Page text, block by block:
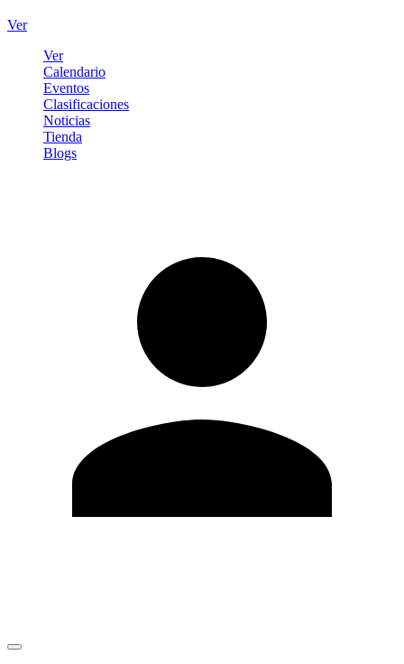
Ver
Ver
Calendario
Eventos
Clasificaciones
Noticias
Tienda
Blogs